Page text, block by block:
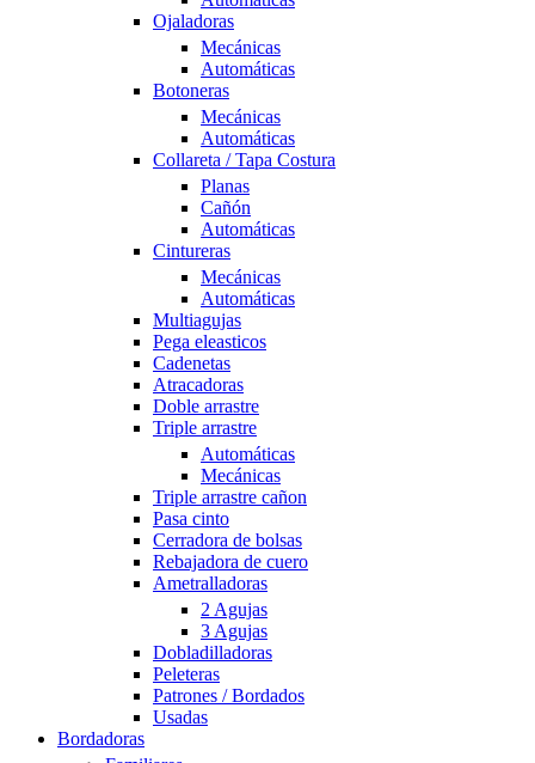
Ojaladoras
Mecánicas
Automáticas
Botoneras
Mecánicas
Automáticas
Collareta / Tapa Costura
Planas
Cañón
Automáticas
Cintureras
Mecánicas
Automáticas
Multiagujas
Pega eleasticos
Cadenetas
Atracadoras
Doble arrastre
Triple arrastre
Automáticas
Mecánicas
Triple arrastre cañon
Pasa cinto
Cerradora de bolsas
Rebajadora de cuero
Ametralladoras
2 Agujas
3 Agujas
Dobladilladoras
Peleteras
Patrones / Bordados
Usadas
Bordadoras